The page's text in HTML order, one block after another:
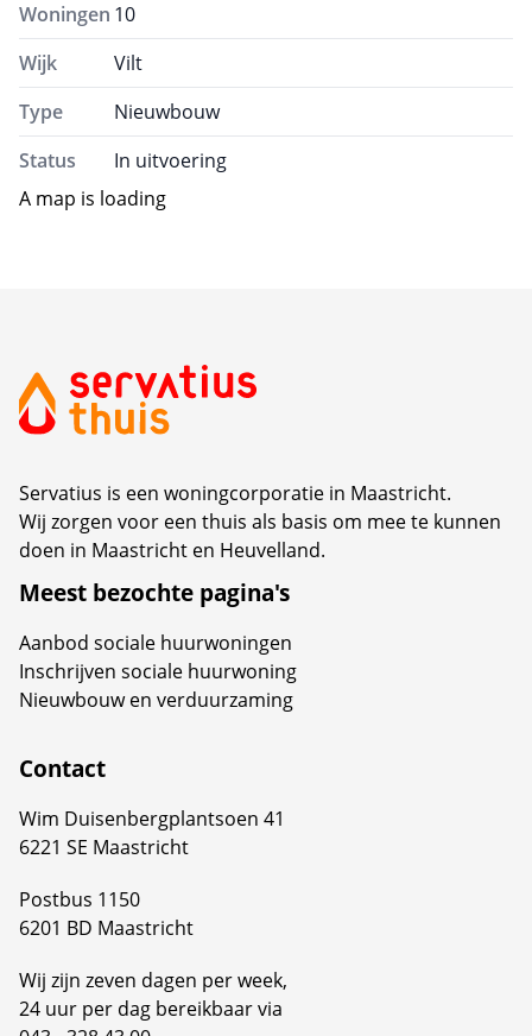
Woningen 10
Wijk
Vilt
Type
Nieuwbouw
Status
In uitvoering
A map is loading
Servatius is een woningcorporatie in Maastricht.
Wij zorgen voor een thuis als basis om mee te kunnen
doen in Maastricht en Heuvelland.
Meest bezochte pagina's
Aanbod sociale huurwoningen
Inschrijven sociale huurwoning
Nieuwbouw en verduurzaming
Contact
Wim Duisenbergplantsoen 41
6221 SE Maastricht
Postbus 1150
6201 BD Maastricht
Wij zijn zeven dagen per week,
24 uur per dag bereikbaar via